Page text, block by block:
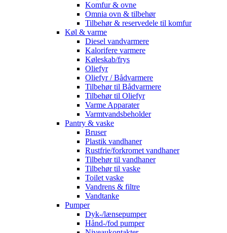
Komfur & ovne
Omnia ovn & tilbehør
Tilbehør & reservedele til komfur
Køl & varme
Diesel vandvarmere
Kalorifere varmere
Køleskab/frys
Oliefyr
Oliefyr / Bådvarmere
Tilbehør til Bådvarmere
Tilbehør til Oliefyr
Varme Apparater
Varmtvandsbeholder
Pantry & vaske
Bruser
Plastik vandhaner
Rustfrie/forkromet vandhaner
Tilbehør til vandhaner
Tilbehør til vaske
Toilet vaske
Vandrens & filtre
Vandtanke
Pumper
Dyk-/lænsepumper
Hånd-/fod pumper